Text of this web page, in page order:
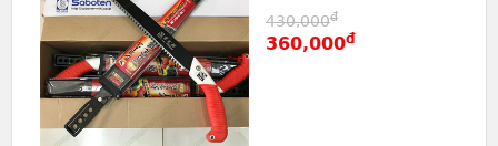
430,000đ
360,000đ